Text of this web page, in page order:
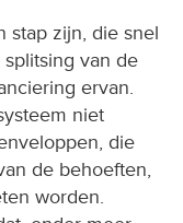
stap zijn, die snel
van de
ervan.
niet
die
de behoeften,
worden.